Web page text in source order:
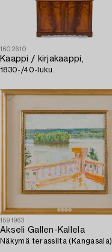
1602610
Kaappi / kirjakaappi,
1830-/40-luku.
1591963
Akseli Gallen-Kallela
Näkymä terassilta (Kangasala).